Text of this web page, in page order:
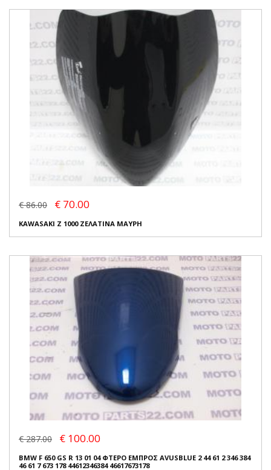
€ 86.00 € 70.00
KAWASAKI Z 1000 ΖΕΛΑΤΙΝΑ ΜΑΥΡΗ
€ 287.00 € 100.00
BMW F 650 GS R 13 01 04 ΦΤΕΡΟ ΕΜΠΡΟΣ AVUSBLUE 2 44 61 2 346 384
46 61 7 673 178 44612346384 46617673178